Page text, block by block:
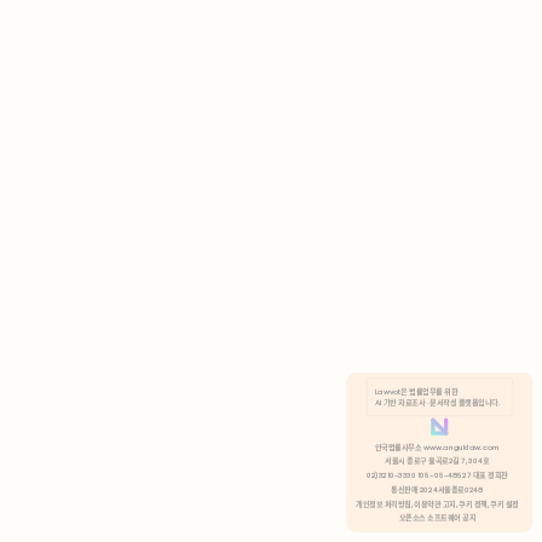
분석 쿠키 허용
Lawvot은 법률업무를 위한
AI 기반 자료조사 · 문서작성 플랫폼입니다.
안국법률사무소 www.anguklaw.com
서울시 종로구 율곡로2길 7, 304호
02)3210-3330 105-05-48527 대표 정희찬
통신판매 2024서울종로0248
개인정보 처리방침, 이용약관 고지, 쿠키 정책, 쿠키 설정
오픈소스 소프트웨어 공지